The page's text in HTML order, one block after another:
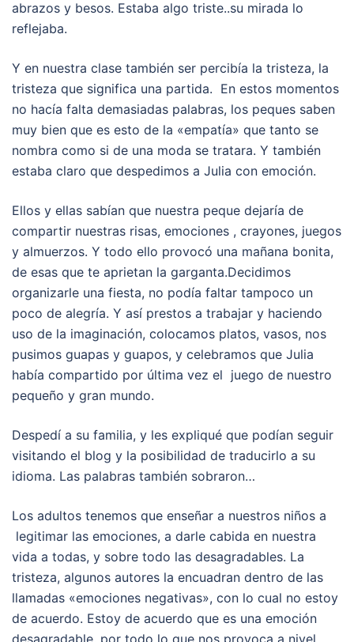
abrazos y besos. Estaba algo triste..su mirada lo
reflejaba.
Y en nuestra clase también ser percibía la tristeza, la
tristeza que significa una partida. En estos momentos
no hacía falta demasiadas palabras, los peques saben
muy bien que es esto de la «empatía» que tanto se
nombra como si de una moda se tratara. Y también
estaba claro que despedimos a Julia con emoción.
Ellos y ellas sabían que nuestra peque dejaría de
compartir nuestras risas, emociones , crayones, juegos
y almuerzos. Y todo ello provocó una mañana bonita,
de esas que te aprietan la garganta.Decidimos
organizarle una fiesta, no podía faltar tampoco un
poco de alegría. Y así prestos a trabajar y haciendo
uso de la imaginación, colocamos platos, vasos, nos
pusimos guapas y guapos, y celebramos que Julia
había compartido por última vez el juego de nuestro
pequeño y gran mundo.
Despedí a su familia, y les expliqué que podían seguir
visitando el blog y la posibilidad de traducirlo a su
idioma. Las palabras también sobraron…
Los adultos tenemos que enseñar a nuestros niños a
legitimar las emociones, a darle cabida en nuestra
vida a todas, y sobre todo las desagradables. La
tristeza, algunos autores la encuadran dentro de las
llamadas «emociones negativas», con lo cual no estoy
de acuerdo. Estoy de acuerdo que es una emoción